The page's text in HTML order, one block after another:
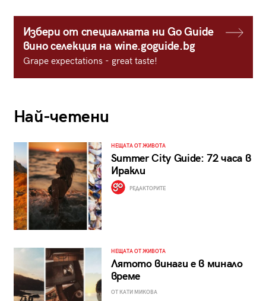
Избери от специалната ни Go Guide
вино селекция на wine.goguide.bg
Grape expectations - great taste!
Най-четени
НЕЩАТА ОТ ЖИВОТА
Summer City Guide: 72 часа в
Иракли
РЕДАКТОРИТЕ
НЕЩАТА ОТ ЖИВОТА
Лятото винаги е в минало
време
ОТ КАТИ МИКОВА